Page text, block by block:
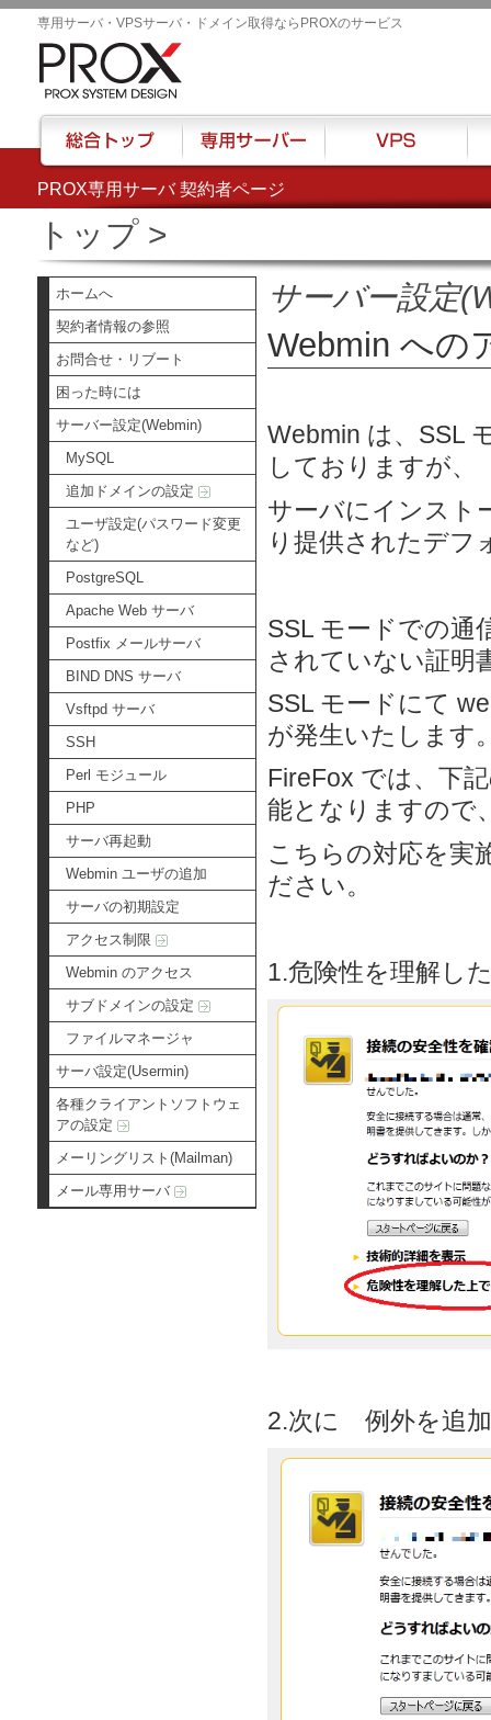
PROX専用サーバ 契約者ページ
専用サーバ・VPSサーバ・ドメイン取得ならPROXのサービス
トップ>
ホームへ
契約者情報の参照
お問合せ・リブート
困った時には
サーバー設定(Webmin)
MySQL
追加ドメインの設定
ユーザ設定(パスワード変更
など)
PostgreSQL
Apache Web サーバ
Postfix メールサーバ
BIND DNS サーバ
Vsftpd サーバ
SSH
Perl モジュール
PHP
サーバ再起動
Webmin ユーザの追加
サーバの初期設定
アクセス制限
Webmin のアクセス
サブドメインの設定
ファイルマネージャ
サーバ設定(Usermin)
各種クライアントソフトウェ
アの設定
メーリングリスト(Mailman)
メール専用サーバ
サーバー設定
Webmin への
Webmin は、SSL
しておりますが、
サーバにインスト
り提供されたデフ
SSL モードでの通
されていない証明
SSL モードにて
が発生いたします
FireFox では、下
能となりますので
こちらの対応を実
ださい。
1.危険性を理解し
2.次に 例外を追
総合トップ 専用サーバー VPS ハ